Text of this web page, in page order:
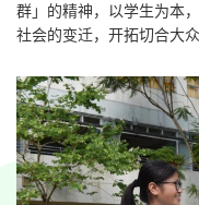
群」的精神，以学生为本
社会的变迁，开拓切合大